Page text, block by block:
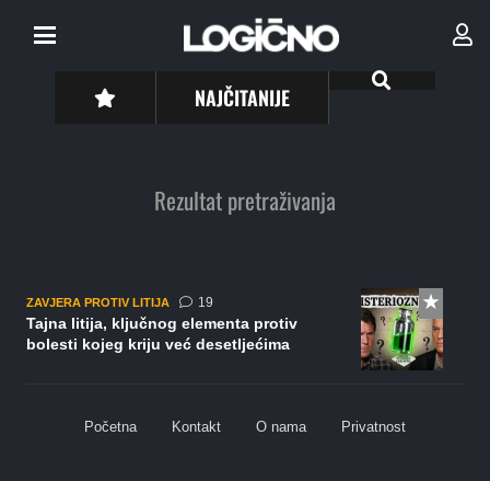
NAJČITANIJE
Rezultat pretraživanja
ZAVJERA PROTIV LITIJA 19komentara
Tajna litija, ključnog elementa protiv
bolesti kojeg kriju već desetljećima
Početna Kontakt O nama Privatnost